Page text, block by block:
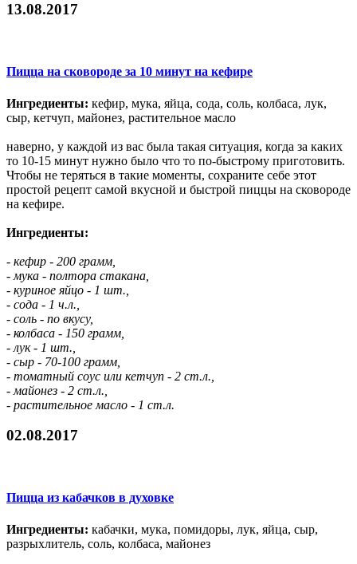
13.08.2017
Пицца на сковороде за 10 минут на кефире
Ингредиенты: кефир, мука, яйца, сода, соль, колбаса, лук,
сыр, кетчуп, майонез, растительное масло
наверно, у каждой из вас была такая ситуация, когда за каких
то 10-15 минут нужно было что то по-быстрому приготовить.
Чтобы не теряться в такие моменты, сохраните себе этот
простой рецепт самой вкусной и быстрой пиццы на сковороде
на кефире.
Ингредиенты:
- кефир - 200 грамм,
- мука - полтора стакана,
- куриное яйцо - 1 шт.,
- сода - 1 ч.л.,
- соль - по вкусу,
- колбаса - 150 грамм,
- лук - 1 шт.,
- сыр - 70-100 грамм,
- томатный соус или кетчуп - 2 ст.л.,
- майонез - 2 ст.л.,
- растительное масло - 1 ст.л.
02.08.2017
Пицца из кабачков в духовке
Ингредиенты: кабачки, мука, помидоры, лук, яйца, сыр,
разрыхлитель, соль, колбаса, майонез